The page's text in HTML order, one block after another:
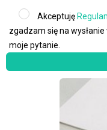
Akceptuję
zgadzam się na
moje pytanie.